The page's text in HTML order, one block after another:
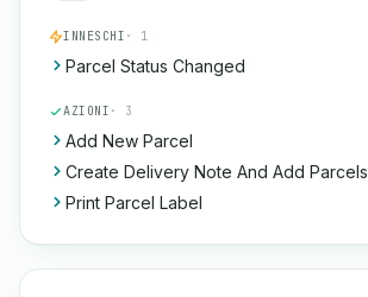
INNESCHI · 1
Parcel Status Changed
AZIONI · 3
Add New Parcel
Create Delivery Note And Add Parcels
Print Parcel Label